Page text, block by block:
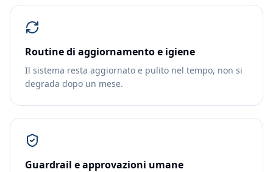
Routine di aggiornamento e igiene
Il sistema resta aggiornato e pulito nel tempo, non si
degrada dopo un mese.
Guardrail e approvazioni umane